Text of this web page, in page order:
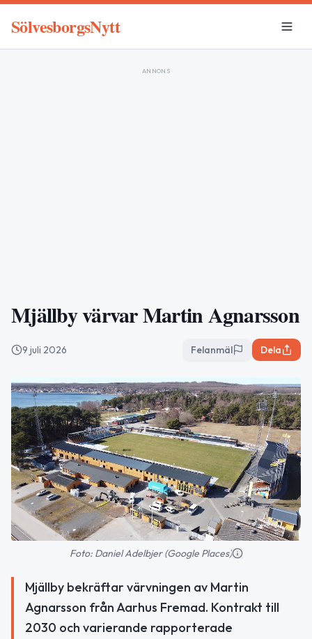
SölvesborgsNytt
ANNONS
Mjällby värvar Martin Agnarsson
9 juli 2026 Felanmäl Dela
Foto: Daniel Adelbjer (Google Places)
Mjällby bekräftar värvningen av Martin
Agnarsson från Aarhus Fremad. Kontrakt till
2030 och varierande rapporterade